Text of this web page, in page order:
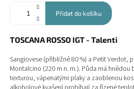
Přidat do košíku
TOSCANA ROSSO IGT - Talenti
Sangiovese (přibližně 80 %) a Petit Verdot,
Montalcino (220 m n. m.). Půda má
texturou, vápenatými plaky a zaoblenou